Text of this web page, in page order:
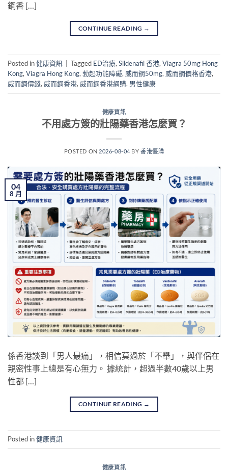
鋼香 […]
CONTINUE READING →
Posted in健康資訊 Tagged ED治療,Sildenafil 香港,Viagra 50mg Hong
Kong,Viagra Hong Kong,勃起功能障礙, 威而鋼50mg, 威而鋼價格香港,
威而鋼價錢, 威而鋼香港, 威而鋼香港網購, 男性健康
健康資訊
不用處方簽的壯陽藥香港怎麼買？
POSTED ON 2026-08-04 BY香港優購
04
8 月
係香港談到「男人最痛」，相信莫過於「不舉」，與伴侶在
親密性事上總是有心無力。 據統計，超過半數40歲以上男
性都 […]
CONTINUE READING →
Posted in健康資訊
健康資訊